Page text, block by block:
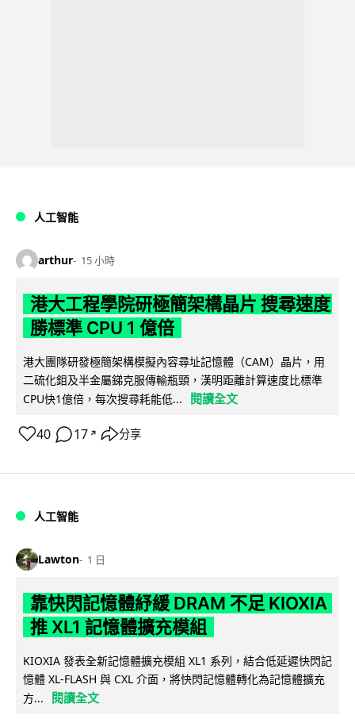
人工智能
arthur 15 小時
港大工程學院研極簡架構晶片 搜尋速度
勝標準 CPU 1 億倍
港大團隊研發極簡架構模擬內容尋址記憶體（CAM）晶片，用
二硫化鉬及半金屬銻克服傳輸瓶頸，漢明距離計算速度比標準
CPU快1億倍，每次搜尋耗能低...
閱讀全文
40 17 ↗ 分享
人工智能
Lawton 1 日
靠快閃記憶體紓緩 DRAM 不足 KIOXIA
推 XL1 記憶體擴充模組
KIOXIA 發表全新記憶體擴充模組 XL1 系列，結合低延遲快閃記
憶體 XL-FLASH 與 CXL 介面，將快閃記憶體轉化為記憶體擴充
方...
閱讀全文